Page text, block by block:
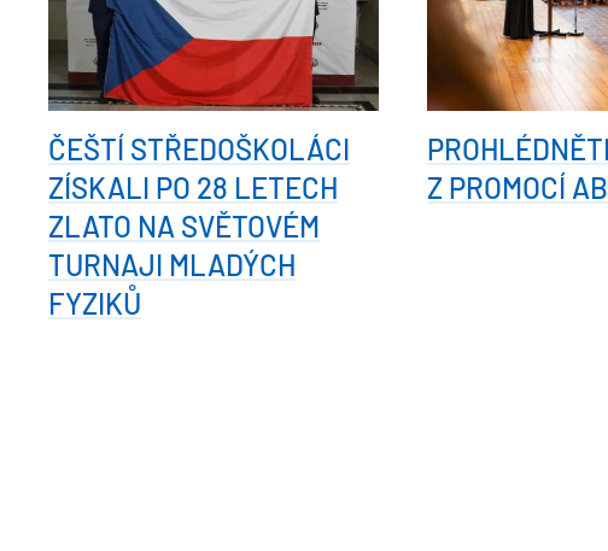
ČEŠTÍ STŘEDOŠKOLÁCI
ZÍSKALI PO 28 LETECH
ZLATO NA SVĚTOVÉM
TURNAJI MLADÝCH
FYZIKŮ
Z PROMOCÍ